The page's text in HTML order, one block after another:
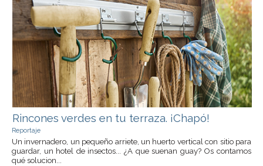
Rincones verdes en tu terraza. ¡Chapó!
Reportaje
Un invernadero, un pequeño arriete, un huerto vertical con sitio para
guardar, un hotel de insectos... ¿A que suenan guay? Os contamos
qué solucion...